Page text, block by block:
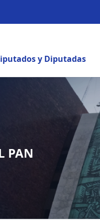
y Diputadas
PAN